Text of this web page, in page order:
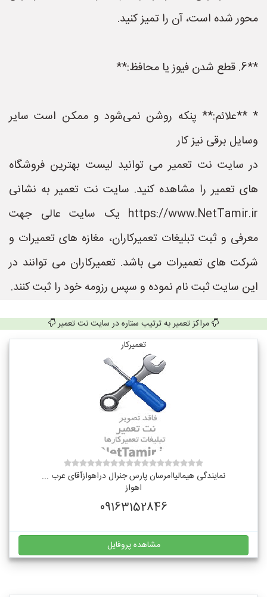
محور شده است، آن را تمیز کنید.
**6. قطع شدن فیوز یا محافظ:**
* **علائم:** پنکه روشن نمی‌شود و ممکن است سایر
وسایل برقی نیز کار
در سایت نت تعمیر می توانید لیست بهترین فروشگاه
های تعمیر را مشاهده کنید. سایت نت تعمیر به نشانی
https://www.NetTamir.ir یک سایت عالی جهت
معرفی و ثبت تبلیغات تعمیرکاران، مغازه های تعمیرات و
شرکت های تعمیرات می باشد. تعمیرکاران می توانند در
این سایت ثبت نام نموده و سپس رزومه خود را ثبت کنند.
مراکز تعمیر به ترتیب ستاره در سایت نت تعمیر
تعمیرکار
نمایندگی هیمالیاامرسان پارس جنرال دراهوازآقای عرب ...
اهواز
09163152846
مشاهده پروفایل